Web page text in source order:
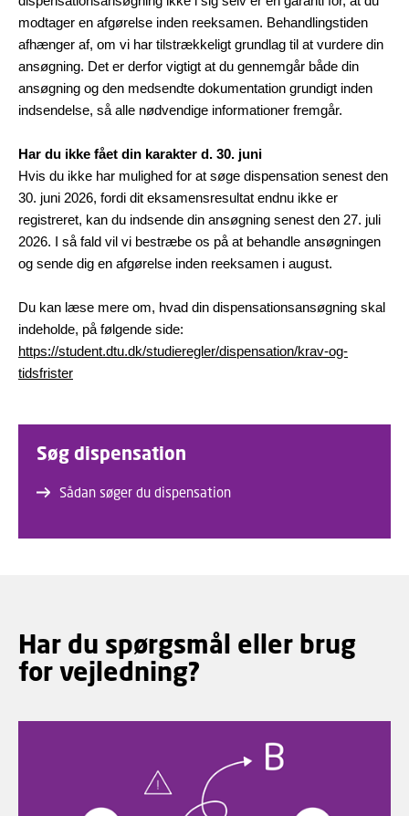
modtager en afgørelse inden reeksamen. Behandlingstiden
afhænger af, om vi har tilstrækkeligt grundlag til at vurdere din
ansøgning. Det er derfor vigtigt at du gennemgår både din
ansøgning og den medsendte dokumentation grundigt inden
indsendelse, så alle nødvendige informationer fremgår.
Har du ikke fået din karakter d. 30. juni
Hvis du ikke har mulighed for at søge dispensation senest den
30. juni 2026, fordi dit eksamensresultat endnu ikke er
registreret, kan du indsende din ansøgning senest den 27. juli
2026. I så fald vil vi bestræbe os på at behandle ansøgningen
og sende dig en afgørelse inden reeksamen i august.
Du kan læse mere om, hvad din dispensationsansøgning skal
indeholde, på følgende side:
https://student.dtu.dk/studieregler/dispensation/krav-og-
tidsfrister
Søg dispensation
Sådan søger du dispensation
Har du spørgsmål eller brug
for vejledning?